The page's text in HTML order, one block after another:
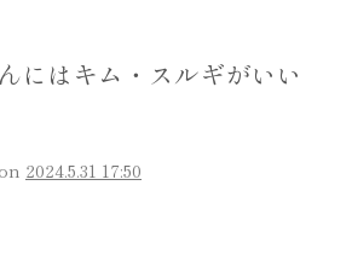
にはキム・スルギがいい
2024.5.31 17:50